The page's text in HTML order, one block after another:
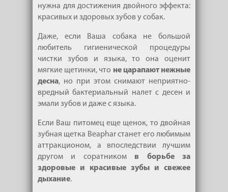
нужна для достижения двойного эффекта:
красивых и здоровых зубов у собак.
Даже, если Ваша собака не большой
любитель гигиенической процедуры
чистки зубов и языка, то она оценит
мягкие щетинки, что не царапают нежные
десна, но при этом снимают неприятно-
вредный бактериальный налет с десен и
эмали зубов и даже с языка.
Если Ваш питомец еще щенок, то двойная
зубная щетка Beaphar станет его любимым
аттракционом, а впоследствии лучшим
другом и соратником в борьбе за
здоровые и красивые зубы и свежее
дыхание.